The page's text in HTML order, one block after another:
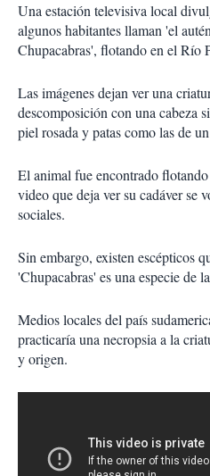
Una estación televisiva local
algunos habitantes llaman 'el
Chupacabras', flotando en el Río
Las imágenes dejan ver una
descomposición con una cabeza
piel rosada y patas como las de
El animal fue encontrado
video que deja ver su cadáver se
sociales.
Sin embargo, existen escépticos
'Chupacabras' es una especie de
Medios locales del país
practicaría una necropsia a la
y origen.